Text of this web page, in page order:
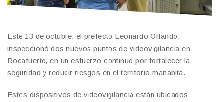
Este 13 de octubre, el prefecto Leonardo Orlando,
inspeccionó dos nuevos puntos de videovigilancia en
Rocafuerte, en un esfuerzo continuo por fortalecer la
seguridad y reducir riesgos en el territorio manabita.
Estos dispositivos de videovigilancia están ubicados